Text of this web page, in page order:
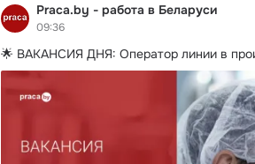
Praca.by - работа в Беларуси
09:36
🌟 ВАКАНСИЯ ДНЯ: Оператор линии в